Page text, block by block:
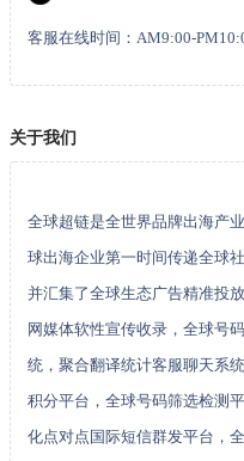
客服在线时间：AM9:00-
关于我们
全球超链是全世界品牌出海产
球出海企业第一时间传递全球
并汇集了全球生态广告精准投
网媒体软性宣传收录，全球号
统，聚合翻译统计客服聊天系
积分平台，全球号码筛选检测
化点对点国际短信群发平台，